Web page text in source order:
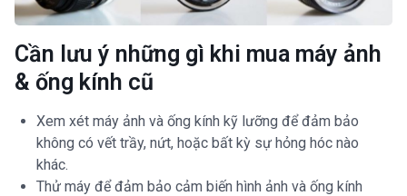
Cần lưu ý những gì khi mua máy ảnh
& ống kính cũ
Xem xét máy ảnh và ống kính kỹ lưỡng để đảm bảo
không có vết trầy, nứt, hoặc bất kỳ sự hỏng hóc nào
khác.
Thử máy để đảm bảo cảm biến hình ảnh và ống kính